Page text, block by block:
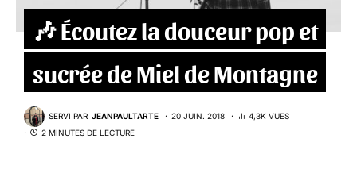
🎶 Écoutez la douceur pop et
sucrée de Miel de Montagne
SERVI PAR JEANPAULTARTE 20 JUIN. 2018
4,3K VUES
2 MINUTES DE LECTURE